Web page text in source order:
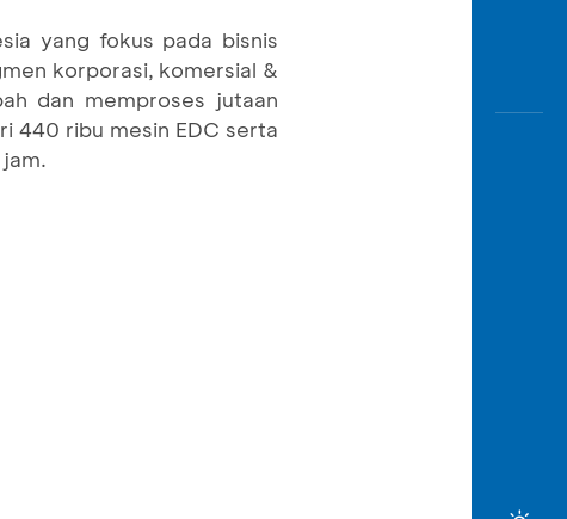
yang fokus pada bisnis
korporasi, komersial &
dan memproses jutaan
440 ribu mesin EDC serta